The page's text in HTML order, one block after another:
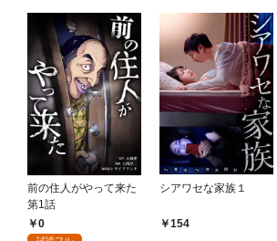
前の住人がやって来た
第1話
0
シアワセな家族１
154